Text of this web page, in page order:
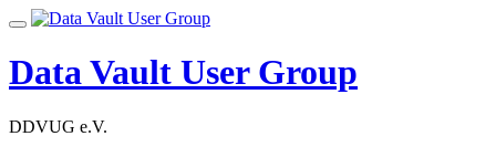
Skip
content
Toggle
Data Vault User Group
DDVUG e.V.